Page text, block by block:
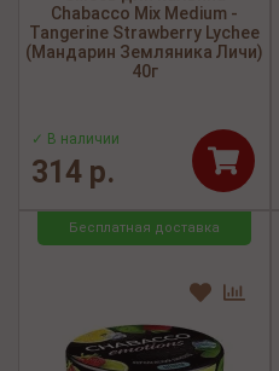
Chabacco Mix Medium -
Tangerine Strawberry Lychee
(Мандарин Земляника Личи)
40г
✓ В наличии
314 р.
Бесплатная доставка